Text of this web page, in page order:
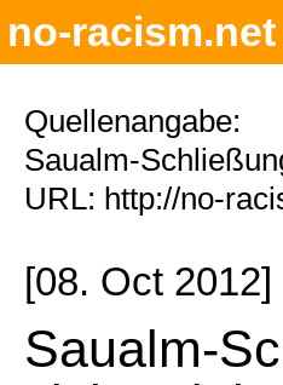
no-racism.net
Quellenangabe:
Saualm-
URL: http://no-
[08. Oct 2012]
Saualm-